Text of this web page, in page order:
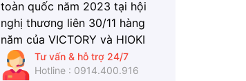
toàn quốc năm 2023 tại hội
nghị thương liên 30/11 hàng
năm của VICTORY và HIOKI
Tư vấn & hỗ trợ 24/7
Hotline : 0914.400.916